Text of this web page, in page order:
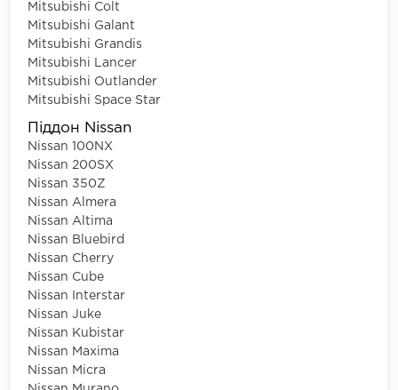
Mitsubishi Colt
Mitsubishi Galant
Mitsubishi Grandis
Mitsubishi Lancer
Mitsubishi Outlander
Mitsubishi Space Star
Піддон Nissan
Nissan 100NX
Nissan 200SX
Nissan 350Z
Nissan Almera
Nissan Altima
Nissan Bluebird
Nissan Cherry
Nissan Cube
Nissan Interstar
Nissan Juke
Nissan Kubistar
Nissan Maxima
Nissan Micra